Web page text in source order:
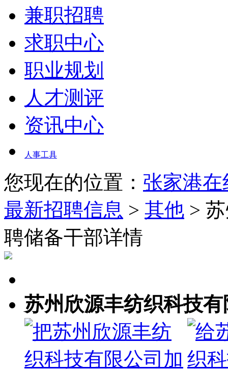
兼职招聘
求职中心
职业规划
人才测评
资讯中心
人事工具
您现在的位置： 张家港
最新招聘信息 > 其他 >
聘储备干部详情
苏州欣源丰纺织科技